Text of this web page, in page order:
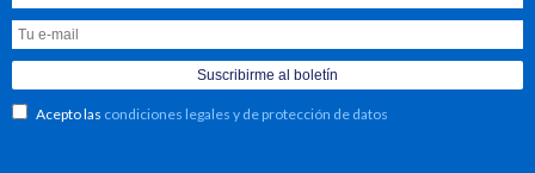
Acepto las condiciones legales y de protección de datos